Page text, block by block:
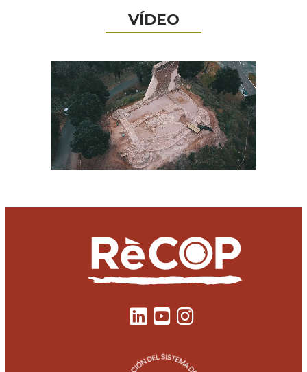
VÍDEO